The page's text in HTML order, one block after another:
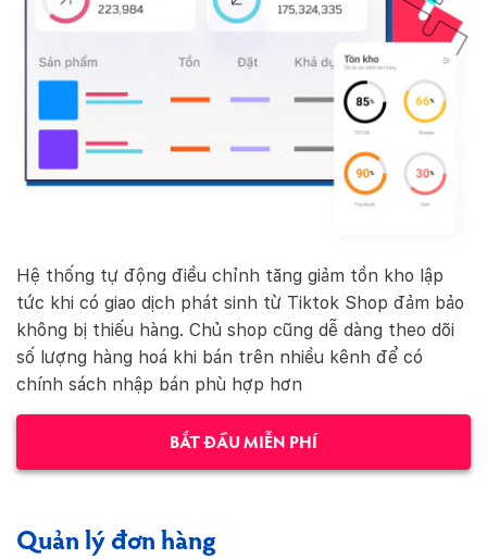
Hệ thống tự động điều chỉnh tăng giảm tồn kho lập
tức khi có giao dịch phát sinh từ Tiktok Shop đảm bảo
không bị thiếu hàng. Chủ shop cũng dễ dàng theo dõi
số lượng hàng hoá khi bán trên nhiều kênh để có
chính sách nhập bán phù hợp hơn
BẮT ĐẦU MIỄN PHÍ
Quản lý đơn hàng